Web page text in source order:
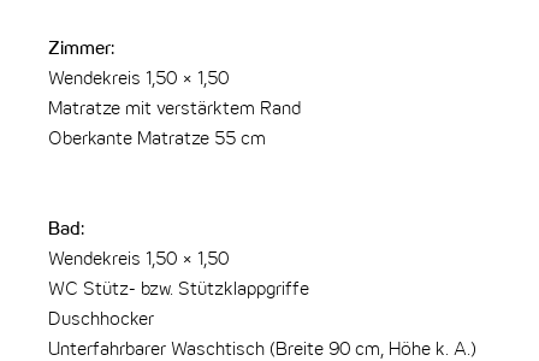
Zimmer:
Wendekreis 1,50 × 1,50
Matratze mit verstärktem Rand
Oberkante Matratze 55 cm
Bad:
Wendekreis 1,50 × 1,50
WC Stütz- bzw. Stützklappgriffe
Duschhocker
Unterfahrbarer Waschtisch (Breite 90 cm, Höhe k. A.)